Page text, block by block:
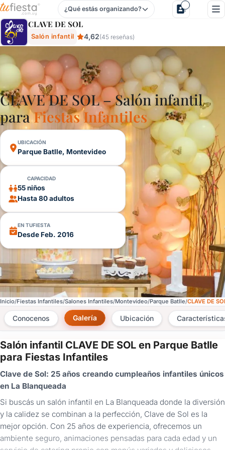
Clave De Sol - Salón Infantil En Parque Batlle, Montevideo,
¿Qué estás organizando?
CLAVE DE SOL
Salón infantil 4,62(45 reseñas)
CLAVE DE SOL – Salón infantil
paraFiestas Infantiles
UBICACIÓN
Parque Batlle, Montevideo
CAPACIDAD
55 niños
Hasta 80 adultos
EN TUFIESTA
Desde Feb. 2016
Inicio Fiestas Infantiles Salones Infantiles Montevideo Parque Batlle CLAVE DE
Conocenos Galería Ubicación
Salón infantil CLAVE DE SOL en Parque Batlle
para Fiestas Infantiles
Clave de Sol: 25 años creando cumpleaños infantiles únicos
en La Blanqueada
Si buscás un salón infantil en La Blanqueada donde la diversión
y la calidez se combinan a la perfección, Clave de Sol es la
mejor opción. Con 25 años de experiencia, ofrecemos un
ambiente seguro, animaciones pensadas para cada edad y un
×
Consultar
¿Ya
tenés
cuenta?
Iniciá
sesión
aquí